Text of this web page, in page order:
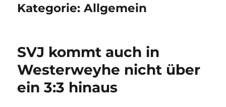
Kategorie:Allgemein
SVJ kommt auch in
Westerweyhe nicht über
ein 3:3 hinaus